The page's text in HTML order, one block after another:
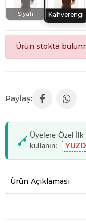
Siyah Kahverengi
Ürün stokta
Üyelere Özel İlk
kullanın:
Ürün Açıklaması